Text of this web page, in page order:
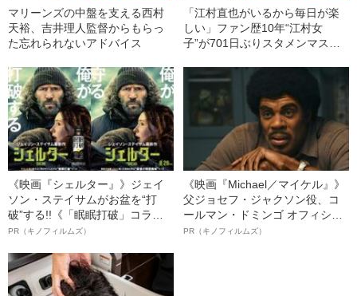
マリーンズの中盤を支える西村
天裕、吉井理人監督からもらっ
た忘れられないアドバイス
「江村直也がいるから毎日が楽
しい」ファン歴10年“江村女
子”が701日ぶりスタメンマスク
《映画『シェルター』》ジェイ
ソン・ステイサムがお盆を“打
破”する!!《「眠眠打破」コラ
ボ》
PR（キノフィルムズ）
《映画『Michael／マイケル』》
父ジョセフ・ジャクソン役、コ
ールマン・ドミンゴ オフィシャ
ルインタビュー“観客を魅了した
PR（キノフィルムズ）